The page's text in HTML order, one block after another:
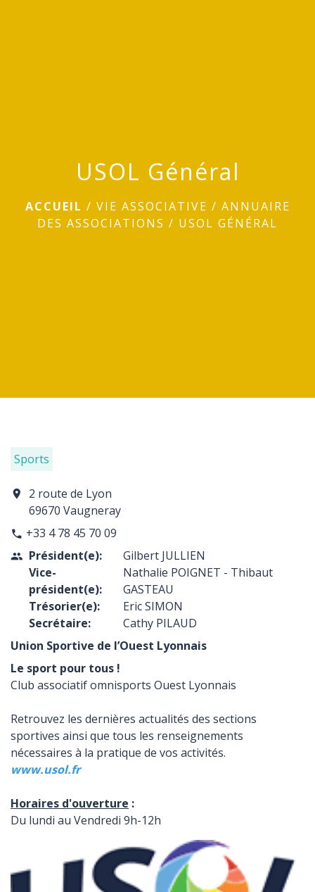
USOL Général
ACCUEIL / VIE ASSOCIATIVE / ANNUAIRE
DES ASSOCIATIONS / USOL GÉNÉRAL
Sports
location_on
2 route de Lyon
69670 Vaugneray
phone +33 4 78 45 70 09
people Président(e):
Vice-
président(e):
Trésorier(e):
Secrétaire:
Gilbert JULLIEN
Nathalie POIGNET - Thibaut
GASTEAU
Eric SIMON
Cathy PILAUD
Union Sportive de l’Ouest Lyonnais
Le sport pour tous !
Club associatif omnisports Ouest Lyonnais
Retrouvez les dernières actualités des sections
sportives ainsi que tous les renseignements
nécessaires à la pratique de vos activités.
www.usol.fr
Horaires d'ouverture :
Du lundi au Vendredi 9h-12h